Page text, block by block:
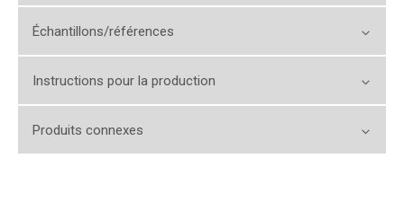
Échantillons/références
Instructions pour la production
Produits connexes